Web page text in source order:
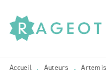
MENU
PIED DE PAGE
Accueil • Auteurs •